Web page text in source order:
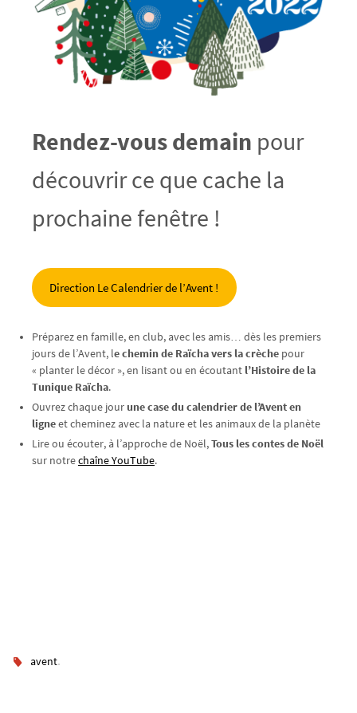
Rendez-vous demain pour
découvrir ce que cache la
prochaine fenêtre !
Direction Le Calendrier de l’Avent !
Préparez en famille, en club, avec les amis… dès les premiers
jours de l’Avent, le chemin de Raïcha vers la crèche pour
« planter le décor », en lisant ou en écoutant l’Histoire de la
Tunique Raïcha.
Ouvrez chaque jourune case du calendrier de l’Avent en
ligneet cheminez avec la nature et les animaux de la planète
Lire ou écouter, à l’approche de Noël,Tous les contes de Noël
sur notrechaîne YouTube.
avent.